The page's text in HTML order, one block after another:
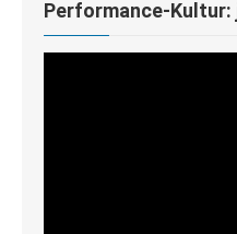
Performance-Kultur: